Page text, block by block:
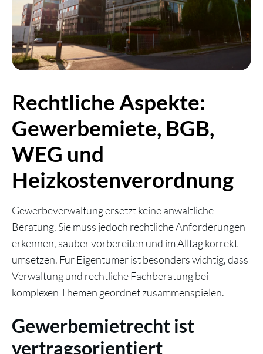
Rechtliche Aspekte:
Gewerbemiete, BGB,
WEG und
Heizkostenverordnung
Gewerbeverwaltung ersetzt keine anwaltliche
Beratung. Sie muss jedoch rechtliche Anforderungen
erkennen, sauber vorbereiten und im Alltag korrekt
umsetzen. Für Eigentümer ist besonders wichtig, dass
Verwaltung und rechtliche Fachberatung bei
komplexen Themen geordnet zusammenspielen.
Gewerbemietrecht ist
vertragsorientiert